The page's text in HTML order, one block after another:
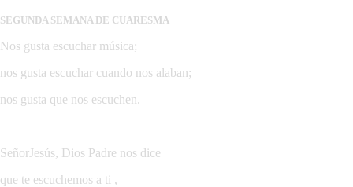
SEGUNDA SEMANA DE CUARESMA
Nos gusta escuchar música;
nos gusta escuchar cuando nos alaban;
nos gusta que nos escuchen.
SeñorJesús, Dios Padre nos dice
que te escuchemos a ti ,